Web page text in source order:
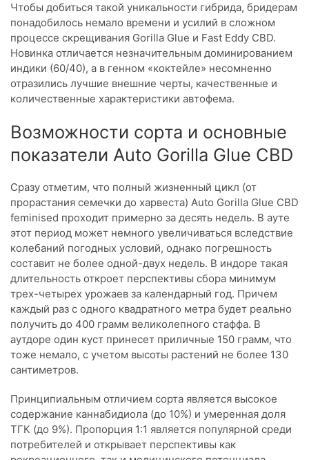
Чтобы добиться такой уникальности гибрида, бридерам
понадобилось немало времени и усилий в сложном
процессе скрещивания Gorilla Glue и Fast Eddy CBD.
Новинка отличается незначительным доминированием
индики (60/40), а в генном «коктейле» несомненно
отразились лучшие внешние черты, качественные и
количественные характеристики автофема.
Возможности сорта и основные
показатели Auto Gorilla Glue CBD
Сразу отметим, что полный жизненный цикл (от
прорастания семечки до харвеста) Auto Gorilla Glue CBD
feminised проходит примерно за десять недель. В ауте
этот период может немного увеличиваться вследствие
колебаний погодных условий, однако погрешность
составит не более одной-двух недель. В индоре такая
длительность откроет перспективы сбора минимум
трех-четырех урожаев за календарный год. Причем
каждый раз с одного квадратного метра будет реально
получить до 400 грамм великолепного стаффа. В
аутдоре один куст принесет приличные 150 грамм, что
тоже немало, с учетом высоты растений не более 130
сантиметров.
Принципиальным отличием сорта является высокое
содержание каннабидиола (до 10%) и умеренная доля
ТГК (до 9%). Пропорция 1:1 является популярной среди
потребителей и открывает перспективы как